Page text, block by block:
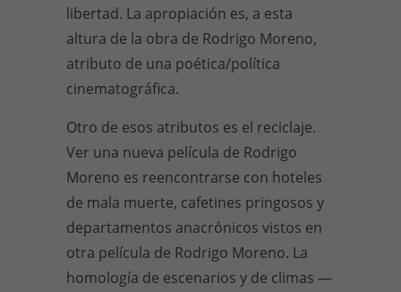
libertad. La apropiación es, a esta
altura de la obra de Rodrigo Moreno,
atributo de una poética/política
cinematográfica.
Otro de esos atributos es el reciclaje.
Ver una nueva película de Rodrigo
Moreno es reencontrarse con hoteles
de mala muerte, cafetines pringosos y
departamentos anacrónicos vistos en
otra película de Rodrigo Moreno. La
homología de escenarios y de climas —